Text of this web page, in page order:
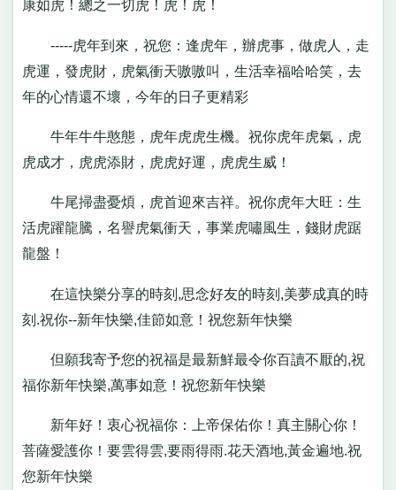
康如虎！總之一切虎！虎！虎！
-----虎年到來，祝您：逢虎年，辦虎事，做虎人，走
虎運，發虎財，虎氣衝天嗷嗷叫，生活幸福哈哈笑，去
年的心情還不壞，今年的日子更精彩
牛年牛牛憨態，虎年虎虎生機。祝你虎年虎氣，虎
虎成才，虎虎添財，虎虎好運，虎虎生威！
牛尾掃盡憂煩，虎首迎來吉祥。祝你虎年大旺：生
活虎躍龍騰，名譽虎氣衝天，事業虎嘯風生，錢財虎踞
龍盤！
在這快樂分享的時刻,思念好友的時刻,美夢成真的時
刻.祝你--新年快樂,佳節如意！祝您新年快樂
但願我寄予您的祝福是最新鮮最令你百讀不厭的,祝
福你新年快樂,萬事如意！祝您新年快樂
新年好！衷心祝福你：上帝保佑你！真主關心你！
菩薩愛護你！要雲得雲,要雨得雨.花天酒地,黃金遍地.祝
您新年快樂